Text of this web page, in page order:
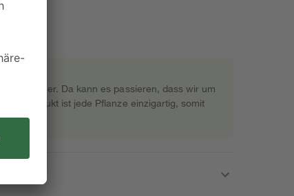
Gärtner. Da kann es passieren, dass wir um
ist jede Pflanze einzigartig, somit